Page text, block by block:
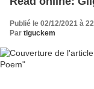
Publié le 02/12/2021 à
Par tiguckem